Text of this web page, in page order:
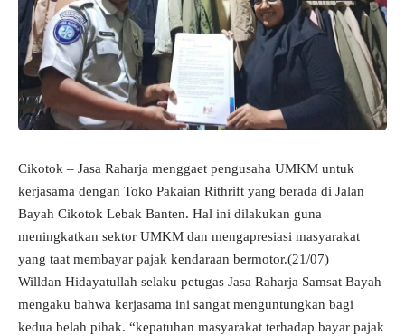
Cikotok – Jasa Raharja menggaet pengusaha UMKM untuk
kerjasama dengan Toko Pakaian Rithrift yang berada di Jalan
Bayah Cikotok Lebak Banten. Hal ini dilakukan guna
meningkatkan sektor UMKM dan mengapresiasi masyarakat
yang taat membayar pajak kendaraan bermotor.(21/07)
Willdan Hidayatullah selaku petugas Jasa Raharja Samsat Bayah
mengaku bahwa kerjasama ini sangat menguntungkan bagi
kedua belah pihak. “kepatuhan masyarakat terhadap bayar pajak